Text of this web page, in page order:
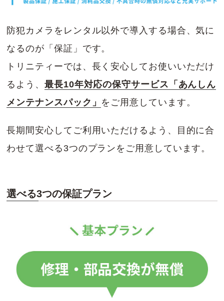
防犯カメラをレンタル以外で導入する場合、気に
なるのが「保証」です。
トリニティーでは、長く安心してお使いいただけ
るよう、最長10年対応の保守サービス「あんしん
メンテナンスパック」 をご用意しています。
長期間安心してご利用いただけるよう、目的に合
わせて選べる3つのプランをご用意しています。
選べる3つの保証プラン